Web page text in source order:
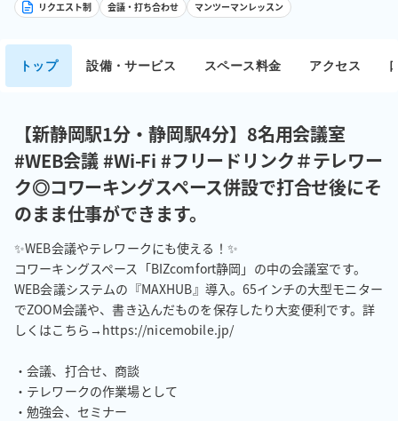
リクエスト制 会議・打ち合わせ マンツーマンレッスン
トップ 設備・サービス スペース料金 アクセス
【新静岡駅1分・静岡駅4分】8名用会議室
#WEB会議 #Wi-Fi #フリードリンク＃テレワー
ク◎コワーキングスペース併設で打合せ後にそ
のまま仕事ができます。
✨WEB会議やテレワークにも使える！✨
コワーキングスペース「BIZcomfort静岡」の中の会議室です。
WEB会議システムの『MAXHUB』導入。65インチの大型モニター
でZOOM会議や、書き込んだものを保存したり大変便利です。詳
しくはこちら→https://nicemobile.jp/
・会議、打合せ、商談
・テレワークの作業場として
・勉強会、セミナー